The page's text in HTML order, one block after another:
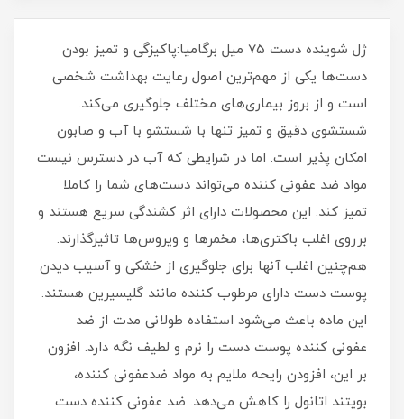
ژل شوینده دست 75 میل برگامیا:پاکیزگی و تمیز بودن
دست‌ها یکی از مهم‌ترین اصول رعایت بهداشت شخصی
است و از بروز بیماری‌های مختلف جلوگیری می‌کند.
شستشوی دقیق و تمیز تنها با شستشو با آب و صابون
امکان پذیر است. اما در شرایطی که آب در دسترس نیست
مواد ضد عفونی کننده می‌تواند دست‌های شما را کاملا
تمیز کند. این محصولات دارای اثر کشندگی سریع هستند و
برروی اغلب باکتری‌ها، مخمرها و ویروس‌ها تاثیرگذارند.
هم‌چنین اغلب آنها برای جلوگیری از خشکی و آسیب دیدن
پوست دست دارای مرطوب کننده مانند گلیسیرین هستند.
این ماده باعث می‌شود استفاده طولانی مدت از ضد
عفونی کننده پوست دست را نرم و لطیف نگه دارد. افزون
بر این، افزودن رایحه ملایم به مواد ضدعفونی کننده،
بویتند اتانول را کاهش می‌دهد. ضد عفونی کننده دست